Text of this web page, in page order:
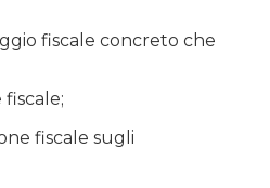
fiscale concreto che
fiscale sugli